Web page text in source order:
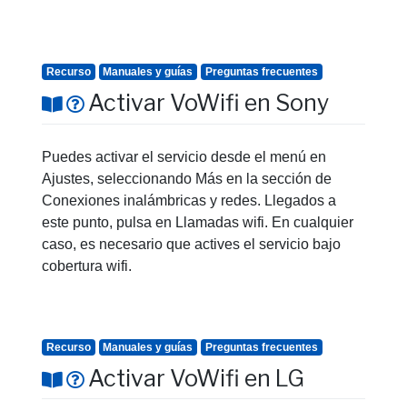
Recurso Manuales y guías Preguntas frecuentes
Activar VoWifi en Sony
Puedes activar el servicio desde el menú en
Ajustes, seleccionando Más en la sección de
Conexiones inalámbricas y redes. Llegados a
este punto, pulsa en Llamadas wifi. En cualquier
caso, es necesario que actives el servicio bajo
cobertura wifi.
Recurso Manuales y guías Preguntas frecuentes
Activar VoWifi en LG